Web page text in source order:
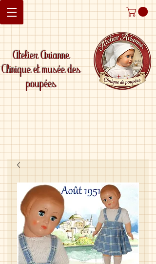
Atelier Arianne
Clinique et musée des
poupées